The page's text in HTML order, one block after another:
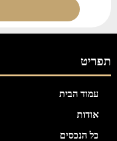
תפריט
עמוד הבית
אודות
כל הנכסים